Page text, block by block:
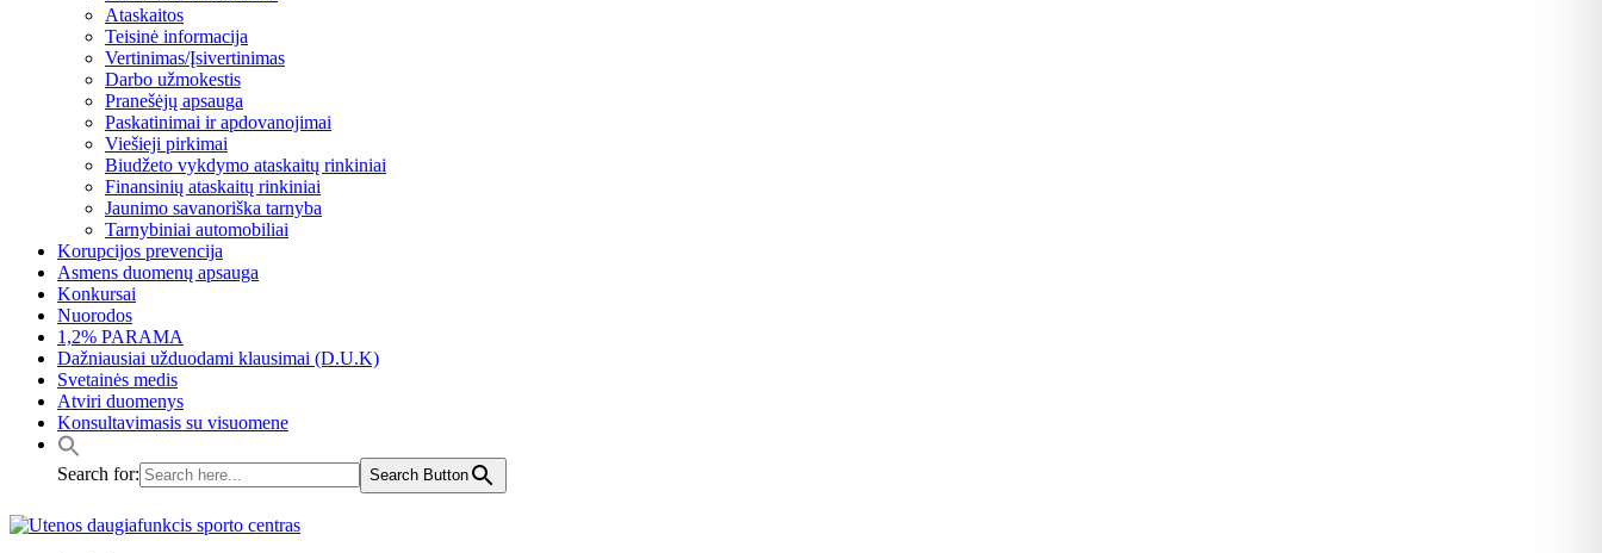
Ataskaitos
Teisinė informacija
Vertinimas/Įsivertinimas
Darbo užmokestis
Pranešėjų apsauga
Paskatinimai ir apdovanojimai
Viešieji pirkimai
Biudžeto vykdymo ataskaitų rinkiniai
Finansinių ataskaitų rinkiniai
Jaunimo savanoriška tarnyba
Tarnybiniai automobiliai
Korupcijos prevencija
Asmens duomenų apsauga
Konkursai
Nuorodos
1,2% PARAMA
Dažniausiai užduodami klausimai (D.U.K)
Svetainės medis
Atviri duomenys
Konsultavimasis su visuomene
Search for: Search Button